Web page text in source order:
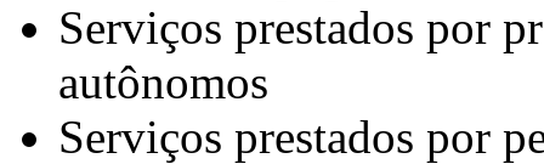
Serviços prestados por
autônomos
Serviços prestados por